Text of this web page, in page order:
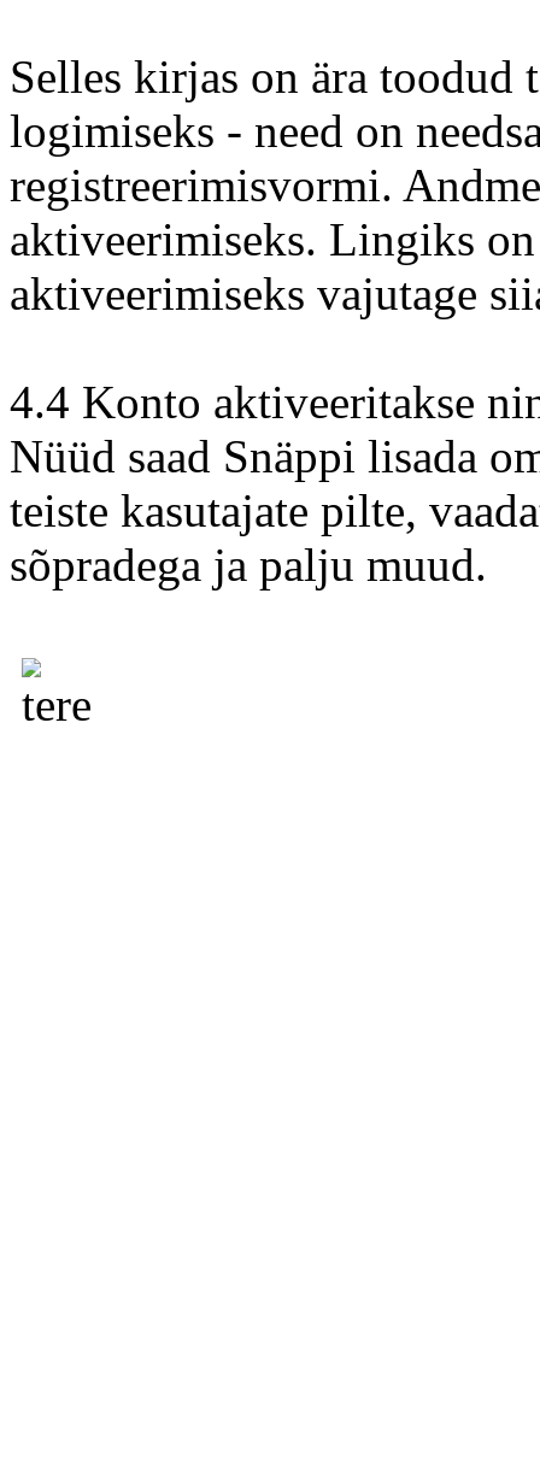
Selles kirjas on ära toodud
logimiseks - need on
registreerimisvormi.
aktiveerimiseks. Lingiks
aktiveerimiseks vajutage
4.4 Konto aktiveeritakse
Nüüd saad Snäppi lisada
teiste kasutajate pilte,
sõpradega ja palju muud.